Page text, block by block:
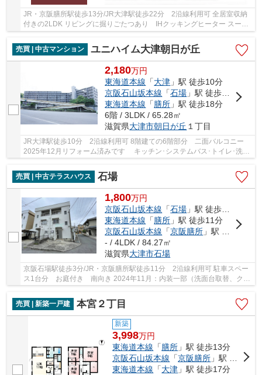
JR・京阪膳所駅徒歩13分/JR大津駅徒歩22分 2沿線利用可 全居室収納
付きの2LDK リビングに掘りごたつあり IHクッキングヒーター スーパ
ー・ドラッグストア・病院が徒歩10分圏内にあり...
売買 | 中古マンション
ユニハイム大津朝日が丘
2,180万円
東海道本線 「大津 」駅 徒歩10分
京阪石山坂本線 「石場 」駅 徒歩13分
東海道本線 「膳所 」駅 徒歩18分
6階 / 3LDK / 65.28㎡
滋賀県大津市朝日が丘 １丁目
JR大津駅徒歩10分 2沿線利用可 8階建ての6階部分 二面バルコニー
2025年12月リフォーム済みです キッチン･システムバス･トイレ･洗面
売買 | 中古テラスハウス
石場
1,800万円
京阪石山坂本線 「石場 」駅 徒歩3分
東海道本線 「膳所 」駅 徒歩11分
京阪石山坂本線 「京阪膳所 」駅 徒歩11分
- / 4LDK / 84.27㎡
滋賀県大津市石場
京阪石場駅徒歩3分/JR・京阪膳所駅徒歩11分 2沿線利用可 駐車スペー
ス1台分 お庭付き 南向き 2024年11月：内装一部（洗面台取替、クロ
売買 | 新築一戸建
本宮２丁目
新築
3,998万円
東海道本線 「膳所 」駅 徒歩13分
京阪石山坂本線 「京阪膳所 」駅 徒歩13分
東海道本線 「大津 」駅 徒歩17分